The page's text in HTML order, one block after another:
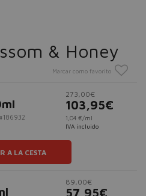
& Honey
Marcar como favorito
273,00€
103,95€
1,04 €/ml
IVA incluido
A LA CESTA
89,00€
57,95€